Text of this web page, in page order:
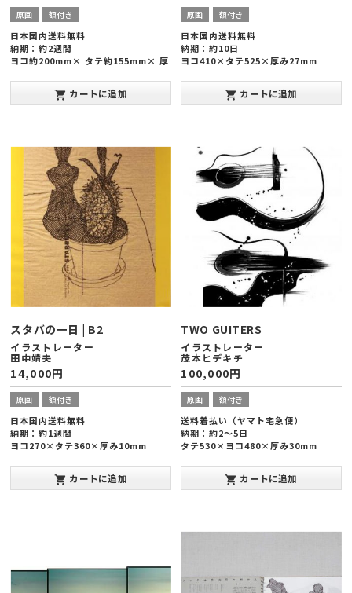
原画 額付き
日本国内送料無料
納期：約2週間
ヨコ約200mm× タテ約155mm× 厚
shopping_cart カートに追加
原画 額付き
日本国内送料無料
納期：約10日
ヨコ410×タテ525×厚み27mm
shopping_cart カートに追加
スタバの一日 | B2
イラストレーター
田中靖夫
14,000円
原画 額付き
日本国内送料無料
納期：約1週間
ヨコ270×タテ360×厚み10mm
shopping_cart カートに追加
TWO GUITERS
イラストレーター
茂本ヒデキチ
100,000円
原画 額付き
送料着払い（ヤマト宅急便）
納期：約2～5日
タテ530×ヨコ480×厚み30mm
shopping_cart カートに追加